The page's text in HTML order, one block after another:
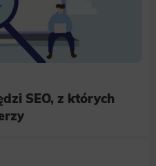
SEO, z których